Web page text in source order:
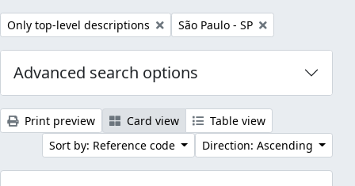
Remove filter:
Only top-level descriptions Remove filter:
São Paulo - SP
Advanced search options
Print preview Card view
Table view
Sort by: Reference code
Direction: Ascending